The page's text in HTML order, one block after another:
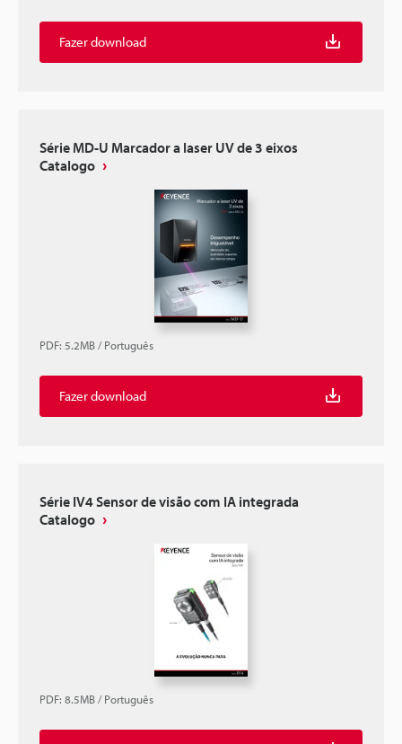
Fazer download
Série MD-U Marcador a laser UV de 3 eixos
Catalogo
PDF: 5.2MB/Português
Fazer download
Série IV4 Sensor de visão com IA integrada
Catalogo
PDF: 8.5MB/Português